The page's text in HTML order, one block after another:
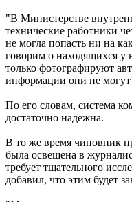
"В Министерстве
технические работники
не могла попасть ни на
говорим о находящихся у
только фотографируют
информации они не могут
По его словам, система
достаточно надежна.
В то же время чиновник
была освещена в
требует тщательного
добавил, что этим будет